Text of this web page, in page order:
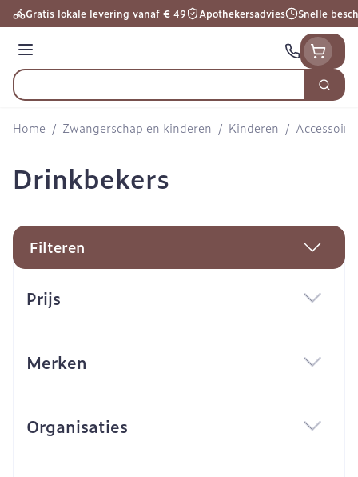
Ga naar de inhoud
Gratis lokale levering vanaf € 49 Apothekersadvies Snelle
Menu
Product, merk, categorie...
Zoek
Home / Zwangerschap en kinderen / Kinderen /
Drinkbekers
Filteren
Prijs
Merken
Organisaties